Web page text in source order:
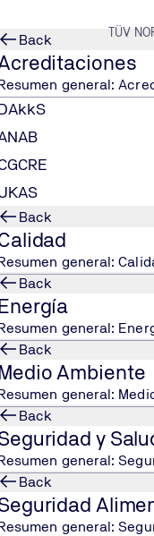
TÜV
Back
general:
Back
general:
Back
general:
Back
Ambiente
general:
Back
y
general:
Back
general: